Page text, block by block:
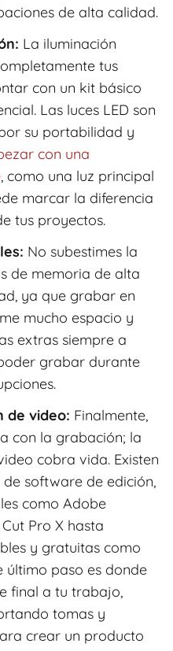
de alta calidad.
La iluminación
tus
con un kit básico
Las luces LED son
su portabilidad y
con una
, como una luz principal
marcar la diferencia
tus proyectos.
No subestimes la
de memoria de alta
ya que grabar en
mucho espacio y
extras siempre a
grabar durante
de video: Finalmente,
con la grabación; la
cobra vida. Existen
software de edición,
como Adobe
Pro X hasta
y gratuitas como
último paso es donde
final a tu trabajo,
tomas y
crear un producto